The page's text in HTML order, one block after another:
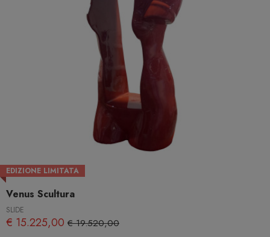
EDIZIONE LIMITATA
Venus Scultura
SLIDE
€ 15.225,00 € 19.520,00